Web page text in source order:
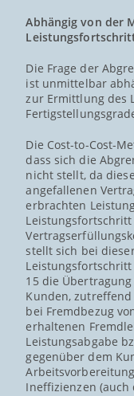
Abhängig von der
Die Frage der
ist unmittelbar
zur Ermittlung des
Die Cost-to-Cost-
dass sich die
nicht stellt, da
angefallenen
erbrachten
stellt sich bei
Leistungsfortschritt
15 die
Kunden,
bei Fremdbezug
erhaltenen
Leistungsabgabe
gegenüber dem
Ineffizienzen (auch